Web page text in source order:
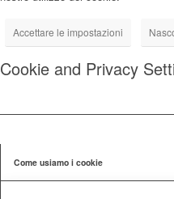
Accettare le impostazioni
Cookie and Privacy
Come usiamo i cookie